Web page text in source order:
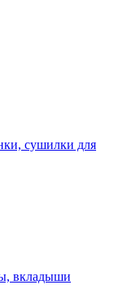
сушилки для
вкладыши